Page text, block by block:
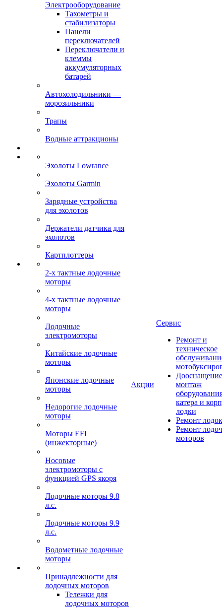
Электрооборудование
Тахометры и
стабилизаторы
Панели
переключателей
Переключатели и
клеммы
аккумуляторных
батарей
Автохолодильники —
морозильники
Трапы
Водные аттракционы
Эхолоты Lowrance
Эхолоты Garmin
Зарядные устройства
для эхолотов
Держатели датчика для
эхолотов
Картплоттеры
2-х тактные лодочные
моторы
4-х тактные лодочные
моторы
Лодочные
электромоторы
Китайские лодочные
моторы
Японские лодочные
моторы
Недорогие лодочные
моторы
Моторы EFI
(инжекторные)
Носовые
электромоторы с
функцией GPS якоря
Лодочные моторы 9.8
л.с.
Лодочные моторы 9.9
л.с.
Водометные лодочные
моторы
Принадлежности для
лодочных моторов
Тележки для
лодочных моторов
Акции
Сервис
Ремонт и
техническое
монтаж
катера и
лодки
Ремонт
Ремонт
моторов